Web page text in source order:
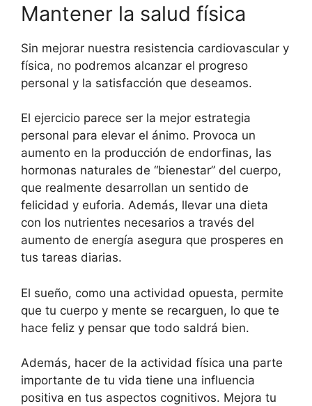
Mantener la salud física
Sin mejorar nuestra resistencia cardiovascular y
física, no podremos alcanzar el progreso
personal y la satisfacción que deseamos.
El ejercicio parece ser la mejor estrategia
personal para elevar el ánimo. Provoca un
aumento en la producción de endorfinas, las
hormonas naturales de “bienestar” del cuerpo,
que realmente desarrollan un sentido de
felicidad y euforia. Además, llevar una dieta
con los nutrientes necesarios a través del
aumento de energía asegura que prosperes en
tus tareas diarias.
El sueño, como una actividad opuesta, permite
que tu cuerpo y mente se recarguen, lo que te
hace feliz y pensar que todo saldrá bien.
Además, hacer de la actividad física una parte
importante de tu vida tiene una influencia
positiva en tus aspectos cognitivos. Mejora tu